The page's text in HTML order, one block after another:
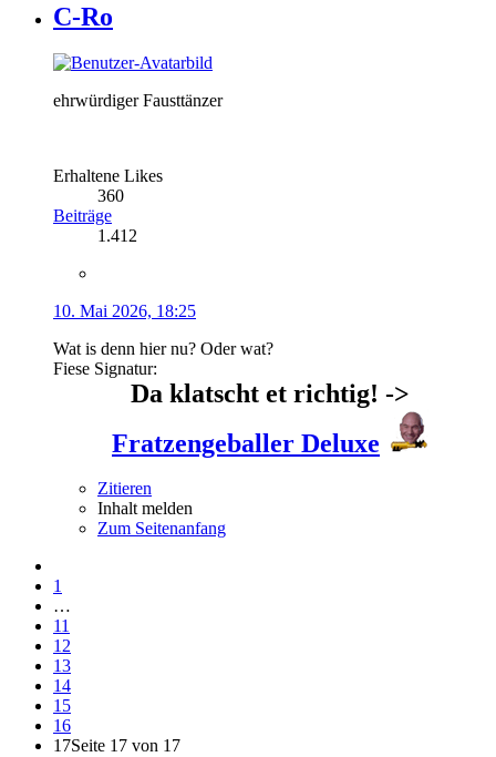
C-Ro
ehrwürdiger Fausttänzer
Erhaltene Likes
360
Beiträge
1.412
10. Mai 2026, 18:25
Wat is denn hier nu? Oder wat?
Fiese Signatur:
Da klatscht et richtig! ->
Fratzengeballer Deluxe
Zitieren
Inhalt melden
Zum Seitenanfang
1
…
11
12
13
14
15
16
17Seite 17 von 17